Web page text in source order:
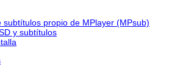
subtítulos propio de MPlayer (MPsub)
y subtítulos